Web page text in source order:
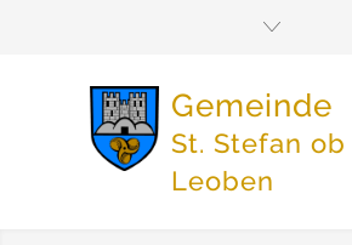
Gemeinde
St. Stefan ob
Leoben